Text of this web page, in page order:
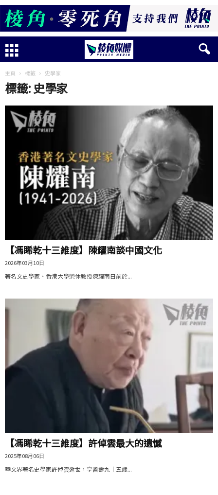
主頁 標籤 史學家
標籤: 史學家
【馮睎乾十三維度】陳耀南談中國文化
2026年03月10日
著名文史學家、香港大學榮休教授陳耀南日前於...
【馮睎乾十三維度】許倬雲最大的遺憾
2025年08月06日
華文界著名史學家許倬雲逝世，享耆壽九十五歲...